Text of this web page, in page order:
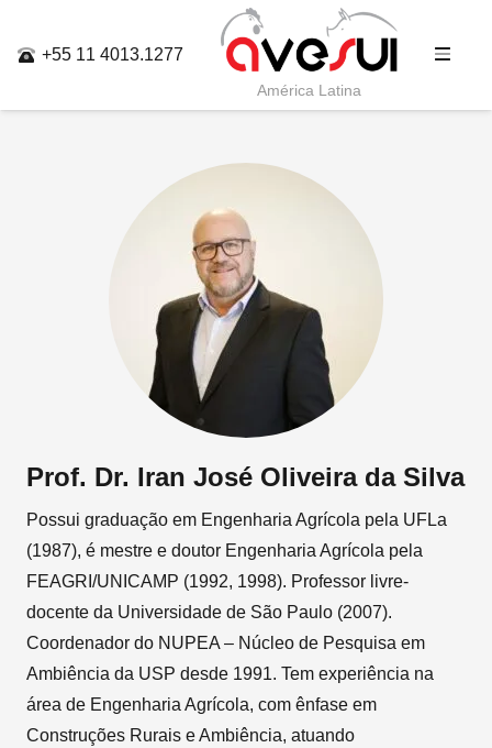
+55 11 4013.1277
América Latina
Prof. Dr. Iran José Oliveira da Silva
Possui graduação em Engenharia Agrícola pela UFLa
(1987), é mestre e doutor Engenharia Agrícola pela
FEAGRI/UNICAMP (1992, 1998). Professor livre-
docente da Universidade de São Paulo (2007).
Coordenador do NUPEA – Núcleo de Pesquisa em
Ambiência da USP desde 1991. Tem experiência na
área de Engenharia Agrícola, com ênfase em
Construções Rurais e Ambiência, atuando